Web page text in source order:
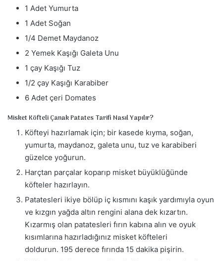
1 Adet Yumurta
1 Adet Soğan
1/4 Demet Maydanoz
2 Yemek Kaşığı Galeta Unu
1 çay Kaşığı Tuz
1/2 çay Kaşığı Karabiber
6 Adet çeri Domates
Misket Köfteli Çanak Patates Tarifi Nasıl Yapılır?
Köfteyi hazırlamak için; bir kasede kıyma, soğan,
yumurta, maydanoz, galeta unu, tuz ve karabiberi
güzelce yoğurun.
Harçtan parçalar koparıp misket büyüklüğünde
köfteler hazırlayın.
Patatesleri ikiye bölüp iç kısmını kaşık yardımıyla oyun
ve kızgın yağda altın rengini alana dek kızartın.
Kızarmış olan patatesleri fırın kabına alın ve oyuk
kısımlarına hazırladığınız misket köfteleri
doldurun. 195 derece fırında 15 dakika pişirin.